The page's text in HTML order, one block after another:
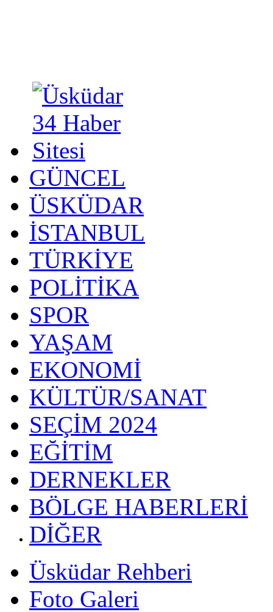
GÜNCEL
ÜSKÜDAR
İSTANBUL
TÜRKİYE
POLİTİKA
SPOR
YAŞAM
EKONOMİ
KÜLTÜR/SANAT
SEÇİM 2024
EĞİTİM
DERNEKLER
BÖLGE HABERLERİ
DİĞER
Üsküdar Rehberi
Foto Galeri